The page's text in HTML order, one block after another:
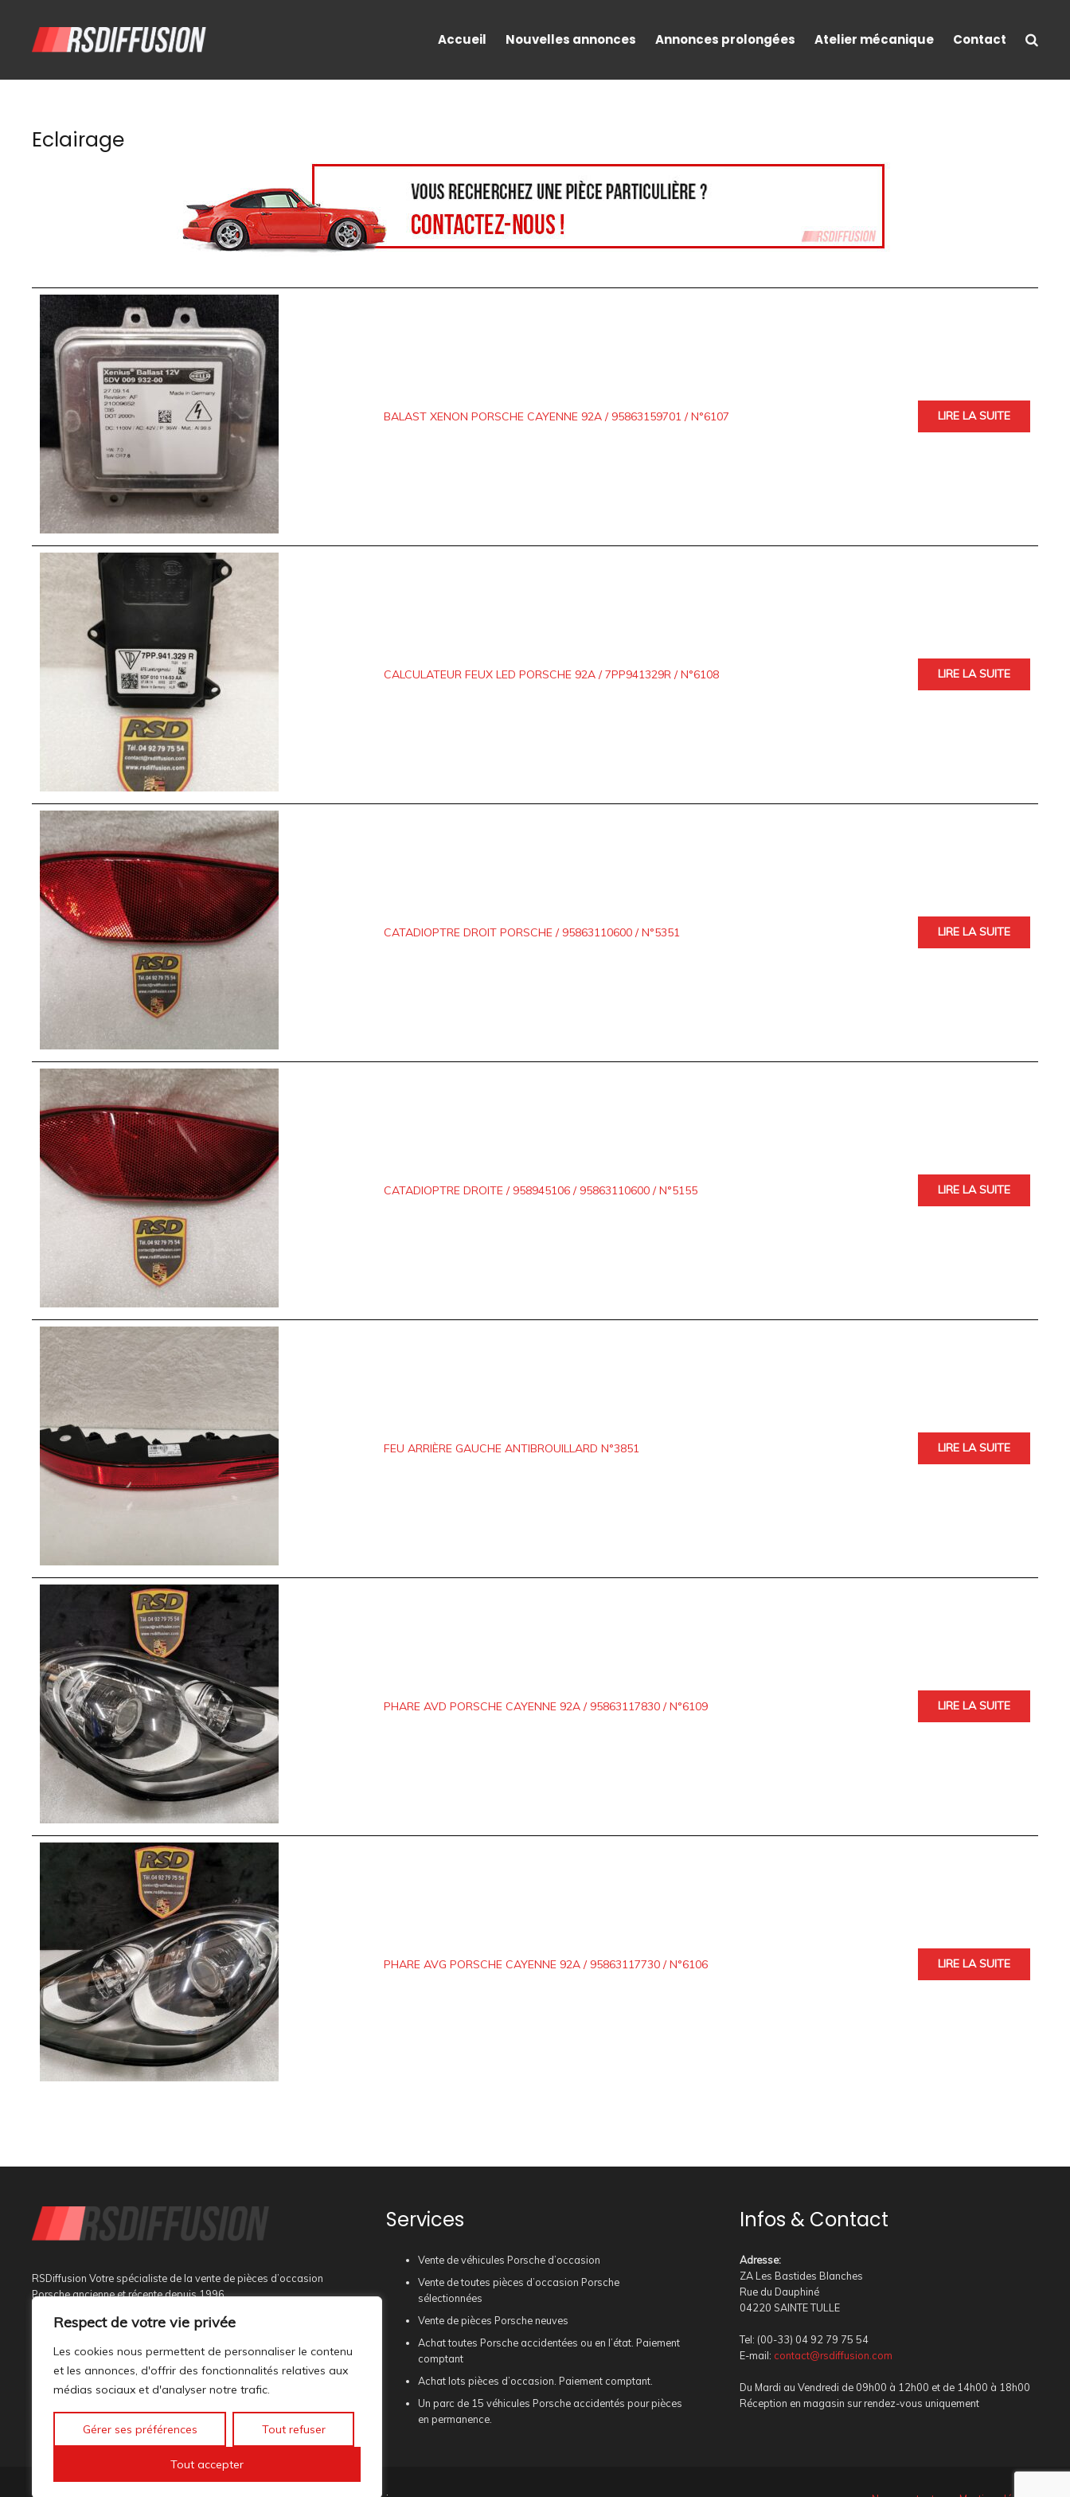
Respect de votre vie privée
Les cookies nous permettent de personnaliser le contenu
et les annonces, d'offrir des fonctionnalités relatives aux
médias sociaux et d'analyser notre trafic.
Gérer ses préférences Tout refuser
Tout accepter
Accueil Nouvelles annonces Annonces prolongées Atelier mécanique Contact
Eclairage
BALAST XENON PORSCHE CAYENNE 92A / 95863159701 / N°6107 LIRE LA SUITE
CALCULATEUR FEUX LED PORSCHE 92A / 7PP941329R / N°6108 LIRE LA SUITE
CATADIOPTRE DROIT PORSCHE / 95863110600 / N°5351 LIRE LA SUITE
CATADIOPTRE DROITE / 958945106 / 95863110600 / N°5155 LIRE LA SUITE
FEU ARRIÈRE GAUCHE ANTIBROUILLARD N°3851 LIRE LA SUITE
PHARE AVD PORSCHE CAYENNE 92A / 95863117830 / N°6109 LIRE LA SUITE
PHARE AVG PORSCHE CAYENNE 92A / 95863117730 / N°6106 LIRE LA SUITE
RSDiffusion Votre spécialiste de la vente de pièces d’occasion
Porsche ancienne et récente depuis 1996
Implantée à Sainte Tulle dans le département des Alpes de
Provence, au sein d’un bâtiment tout neuf de 1000M², son
activité est dédiée à la marque PORSCHE.
Services
Vente de véhicules Porsche d’occasion
Vente de toutes pièces d’occasion Porsche
sélectionnées
Vente de pièces Porsche neuves
Achat toutes Porsche accidentées ou en l’état. Paiement
comptant
Achat lots pièces d’occasion. Paiement comptant.
Un parc de 15 véhicules Porsche accidentés pour pièces
en permanence.
Infos & Contact
Adresse:
ZA Les Bastides Blanches
Rue du Dauphiné
04220 SAINTE TULLE
Tel: (00-33) 04 92 79 75 54
E-mail: contact@rsdiffusion.com
Du Mardi au Vendredi de 09h00 à 12h00 et de 14h00 à 18h00
Réception en magasin sur rendez-vous uniquement